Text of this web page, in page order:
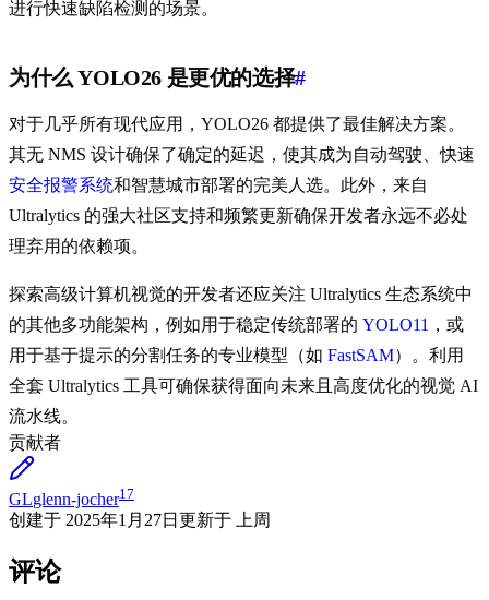
进行快速缺陷检测的场景。
为什么 YOLO26 是更优的选择#
对于几乎所有现代应用，YOLO26 都提供了最佳解决方案。
其无 NMS 设计确保了确定的延迟，使其成为自动驾驶、快速
安全报警系统和智慧城市部署的完美人选。此外，来自
Ultralytics 的强大社区支持和频繁更新确保开发者永远不必处
理弃用的依赖项。
探索高级计算机视觉的开发者还应关注 Ultralytics 生态系统中
的其他多功能架构，例如用于稳定传统部署的 YOLO11 ，或
用于基于提示的分割任务的专业模型（如 FastSAM）。利用
全套 Ultralytics 工具可确保获得面向未来且高度优化的视觉 AI
流水线。
贡献者
GLglenn-jocher17
创建于 2025年1月27日 更新于 上周
评论